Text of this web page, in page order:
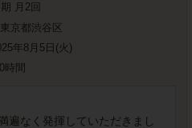
月2回
東京都渋谷区
年8月5日(火)
時間
遍なく発揮していただきまし